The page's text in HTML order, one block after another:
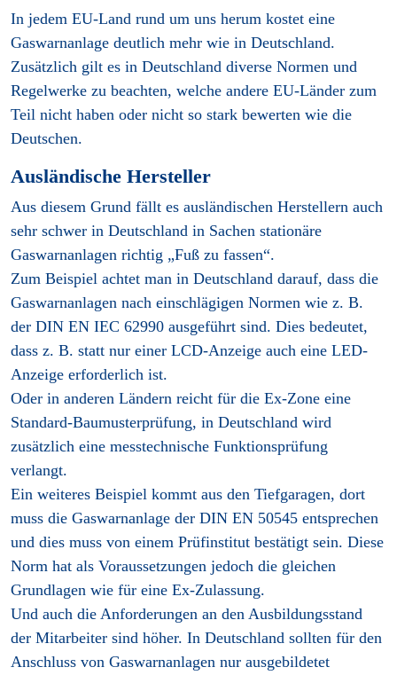
In jedem EU-Land rund um uns herum kostet eine
Gaswarnanlage deutlich mehr wie in Deutschland.
Zusätzlich gilt es in Deutschland diverse Normen und
Regelwerke zu beachten, welche andere EU-Länder zum
Teil nicht haben oder nicht so stark bewerten wie die
Deutschen.
Ausländische Hersteller
Aus diesem Grund fällt es ausländischen Herstellern auch
sehr schwer in Deutschland in Sachen stationäre
Gaswarnanlagen richtig „Fuß zu fassen“.
Zum Beispiel achtet man in Deutschland darauf, dass die
Gaswarnanlagen nach einschlägigen Normen wie z. B.
der DIN EN IEC 62990 ausgeführt sind. Dies bedeutet,
dass z. B. statt nur einer LCD-Anzeige auch eine LED-
Anzeige erforderlich ist.
Oder in anderen Ländern reicht für die Ex-Zone eine
Standard-Baumusterprüfung, in Deutschland wird
zusätzlich eine messtechnische Funktionsprüfung
verlangt.
Ein weiteres Beispiel kommt aus den Tiefgaragen, dort
muss die Gaswarnanlage der DIN EN 50545 entsprechen
und dies muss von einem Prüfinstitut bestätigt sein. Diese
Norm hat als Voraussetzungen jedoch die gleichen
Grundlagen wie für eine Ex-Zulassung.
Und auch die Anforderungen an den Ausbildungsstand
der Mitarbeiter sind höher. In Deutschland sollten für den
Anschluss von Gaswarnanlagen nur ausgebildetet